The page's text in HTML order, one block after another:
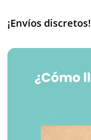
¡Envíos discretos!